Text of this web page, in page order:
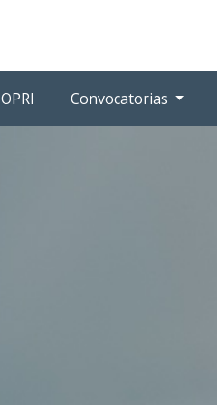
OPRI Convocatorias